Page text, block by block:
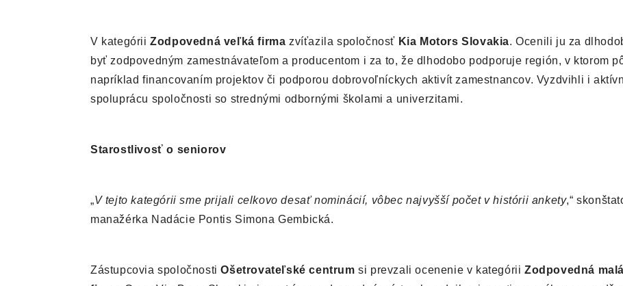
V kategóriiZodpovedná veľká firma zvíťazila spoločnosť Kia Motors Slovakia. Ocenili ju za
byť zodpovedným zamestnávateľom a producentom i za to, že dlhodobo podporuje región, v ktorom
napríklad financovaním projektov či podporou dobrovoľníckych aktivít zamestnancov. Vyzdvihli i
spoluprácu spoločnosti so strednými odbornými školami a univerzitami.
Starostlivosť o seniorov
„V tejto kategórii sme prijali celkovo desať nominácií, vôbec najvyšší počet v histórii ankety,“
manažérka Nadácie Pontis Simona Gembická.
Zástupcovia spoločnostiOšetrovateľské centrum si prevzali ocenenie v kategóriiZodpovedná